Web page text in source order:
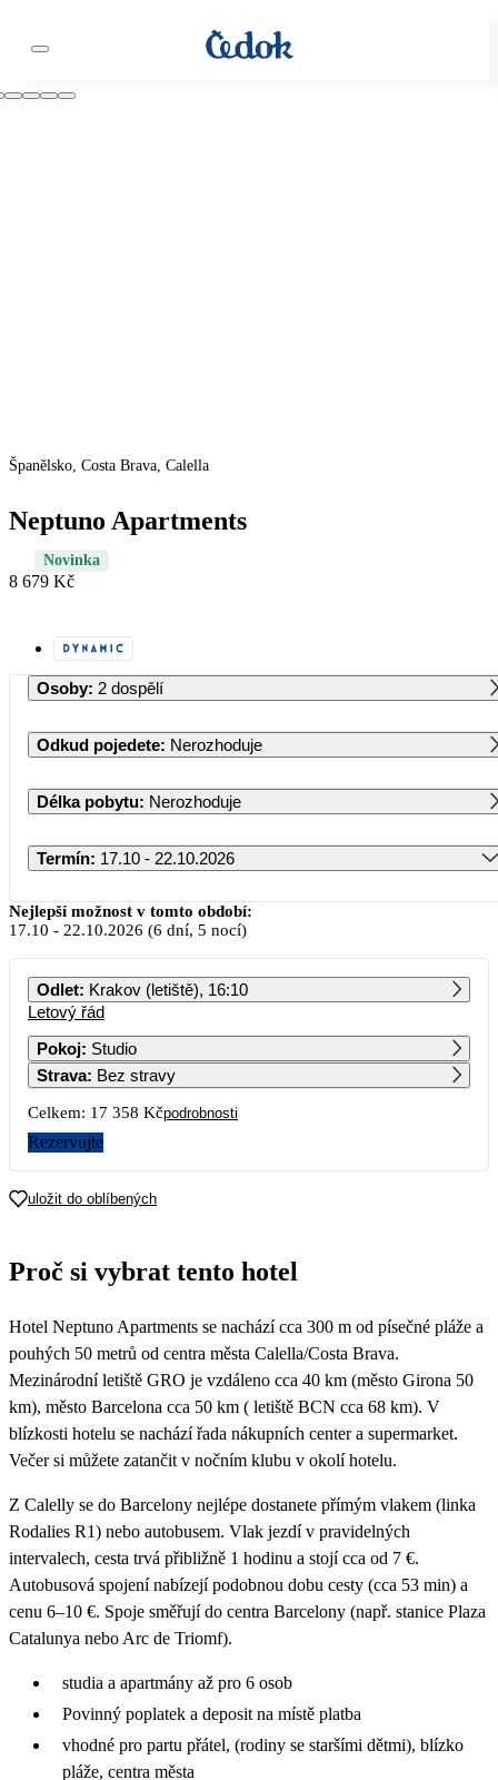
Španělsko, Costa Brava, Calella
Neptuno Apartments
Novinka
8 679 Kč
Osoby: 2 dospělí
Odkud pojedete: Nerozhoduje
Délka pobytu: Nerozhoduje
Termín: 17.10 - 22.10.2026
Říjen 2026
PO ÚT ST ČT PÁ SO NE
5 6
12
19
9 459
20
9 789
10 739 10 939
Nejlepší možnost v tomto období:
17.10 - 22.10.2026 (6 dní, 5 nocí)
Odlet: Krakov (letiště), 16:10
Letový řád
Pokoj: Studio
Strava: Bez stravy
Celkem: 17 358 Kčpodrobnosti
Rezervujte
uložit do oblíbených
Proč si vybrat tento hotel
Hotel Neptuno Apartments se nachází cca 300 m od písečné pláže a
pouhých 50 metrů od centra města Calella/Costa Brava.
Mezinárodní letiště GRO je vzdáleno cca 40 km (město Girona 50
km), město Barcelona cca 50 km ( letiště BCN cca 68 km). V
blízkosti hotelu se nachází řada nákupních center a supermarket.
Večer si můžete zatančit v nočním klubu v okolí hotelu.
Z Calelly se do Barcelony nejlépe dostanete přímým vlakem (linka
Rodalies R1) nebo autobusem. Vlak jezdí v pravidelných
intervalech, cesta trvá přibližně 1 hodinu a stojí cca od 7 €.
Autobusová spojení nabízejí podobnou dobu cesty (cca 53 min) a
cenu 6–10 €. Spoje směřují do centra Barcelony (např. stanice Plaza
Catalunya nebo Arc de Triomf).
studia a apartmány až pro 6 osob
Povinný poplatek a deposit na místě platba
vhodné pro partu přátel, (rodiny se staršími dětmi), blízko
pláže, centra města